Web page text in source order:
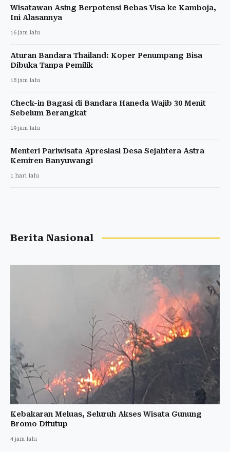
Wisatawan Asing Berpotensi Bebas Visa ke Kamboja,
Ini Alasannya
16 jam lalu
Aturan Bandara Thailand: Koper Penumpang Bisa
Dibuka Tanpa Pemilik
18 jam lalu
Check-in Bagasi di Bandara Haneda Wajib 30 Menit
Sebelum Berangkat
19 jam lalu
Menteri Pariwisata Apresiasi Desa Sejahtera Astra
Kemiren Banyuwangi
1 hari lalu
Berita Nasional
Kebakaran Meluas, Seluruh Akses Wisata Gunung
Bromo Ditutup
4 jam lalu